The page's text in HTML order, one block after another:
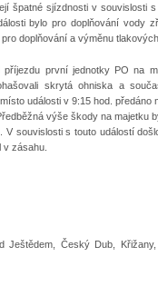
špatné sjízdnosti v souvislosti
bylo pro doplňování vody
doplňování a výměnu
první jednotky PO na
skrytá ohniska a
události v 9:15 hod. předáno
výše škody na majetku
V souvislosti s touto událostí
zásahu.
Ještědem, Český Dub,